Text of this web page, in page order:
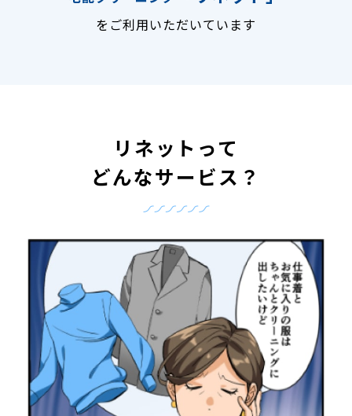
をご利用いただいています
リネットって
どんなサービス？